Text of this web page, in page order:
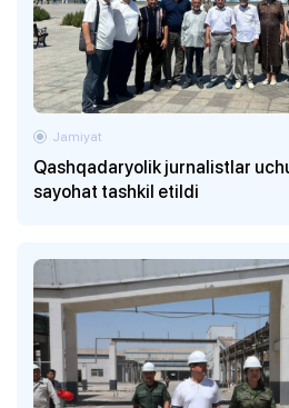
Qashqadaryolik jurnalistlar
sayohat tashkil etildi
Jamiyat